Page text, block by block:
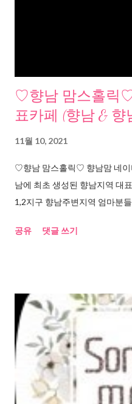
♡향남 맘스홀릭
표카페 (향남 & 향
11월 10, 2021
♡향남 맘스홀릭♡ 향남맘 네이
남에 최초 생성된 향남지역 대
1,2지구 향남주변지역 엄마분
공유 댓글 쓰기